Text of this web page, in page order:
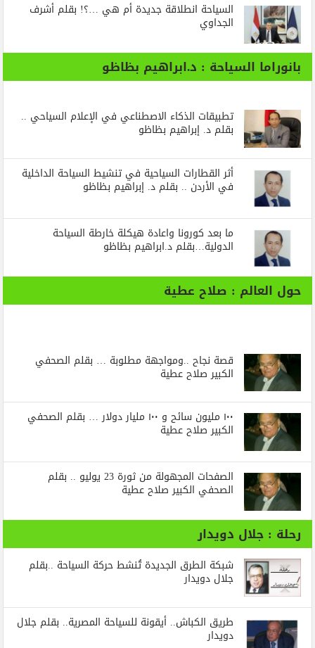
السياحة انطلاقة جديدة أم هي …؟! بقلم أشرف
الجداوي
بانوراما السياحة : د.ابراهيم بظاظو
تطبيقات الذكاء الاصطناعي في الإعلام السياحي ..
بقلم د. إبراهيم بظاظو
أثر القطارات السياحية في تنشيط السياحة الداخلية
في الأردن .. بقلم د. إبراهيم بظاظو
ما بعد كورونا واعادة هيكلة خارطة السياحة
الدولية…بقلم د.ابراهيم بظاظو
حول العالم : صلاح عطية
قصة نجاح ..ومواجهة مطلوبة … بقلم الصحفي
الكبير صلاح عطية
١٠٠ مليون سائح و ١٠٠ مليار دولار … بقلم الصحفي
الكبير صلاح عطية
الصفحات المجهولة من ثورة 23 يوليو .. بقلم
الصحفي الكبير صلاح عطية
رحلة : جلال دويدار
شبكة الطرق الجديدة تُنشط حركة السياحة ..بقلم
جلال دويدار
طريق الكباش.. أيقونة للسياحة المصرية.. بقلم جلال
دويدار